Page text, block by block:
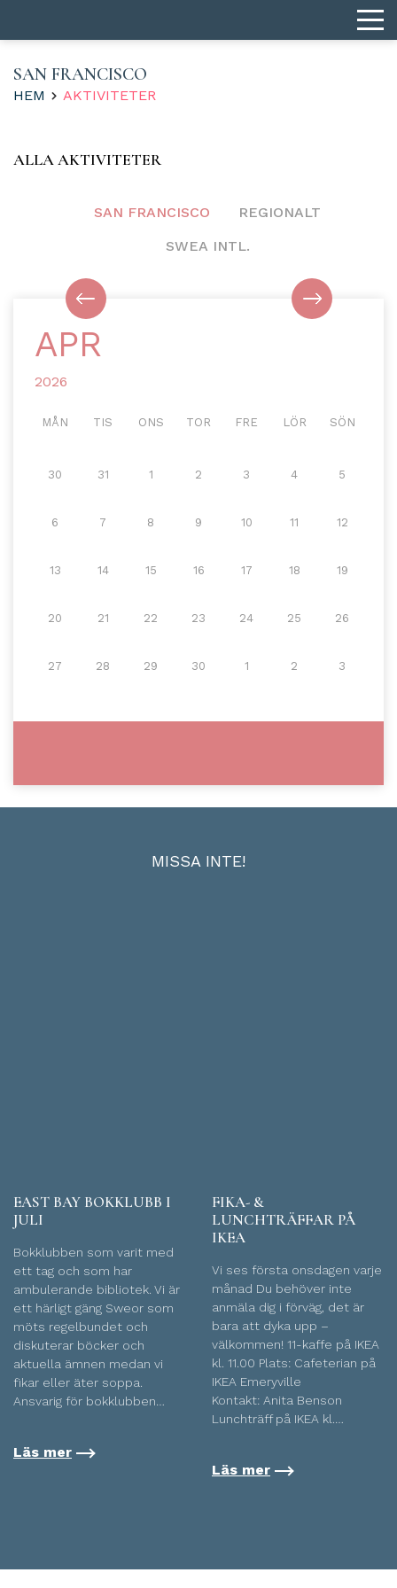
SAN FRANCISCO
HEM AKTIVITETER
ALLA AKTIVITETER
SAN FRANCISCO
REGIONALT
SWEA INTL.
APR
2026
MÅN TIS ONS TOR FRE LÖR SÖN
30 31 1 2 3 4 5
6 7 8 9 10 11 12
13 14 15 16 17 18 19
20 21 22 23 24 25 26
27 28 29 30 1 2 3
MISSA INTE!
EAST BAY BOKKLUBB I
JULI
Bokklubben som varit med
ett tag och som har
ambulerande bibliotek. Vi är
ett härligt gäng Sweor som
möts regelbundet och
diskuterar böcker och
aktuella ämnen medan vi
fikar eller äter soppa.
Ansvarig för bokklubben…
Läs mer
FIKA- &
LUNCHTRÄFFAR PÅ
IKEA
Vi ses första onsdagen varje
månad Du behöver inte
anmäla dig i förväg, det är
bara att dyka upp –
välkommen! 11-kaffe på IKEA
kl. 11.00 Plats: Cafeterian på
IKEA Emeryville
Kontakt: Anita Benson
Lunchträff på IKEA kl.…
Läs mer